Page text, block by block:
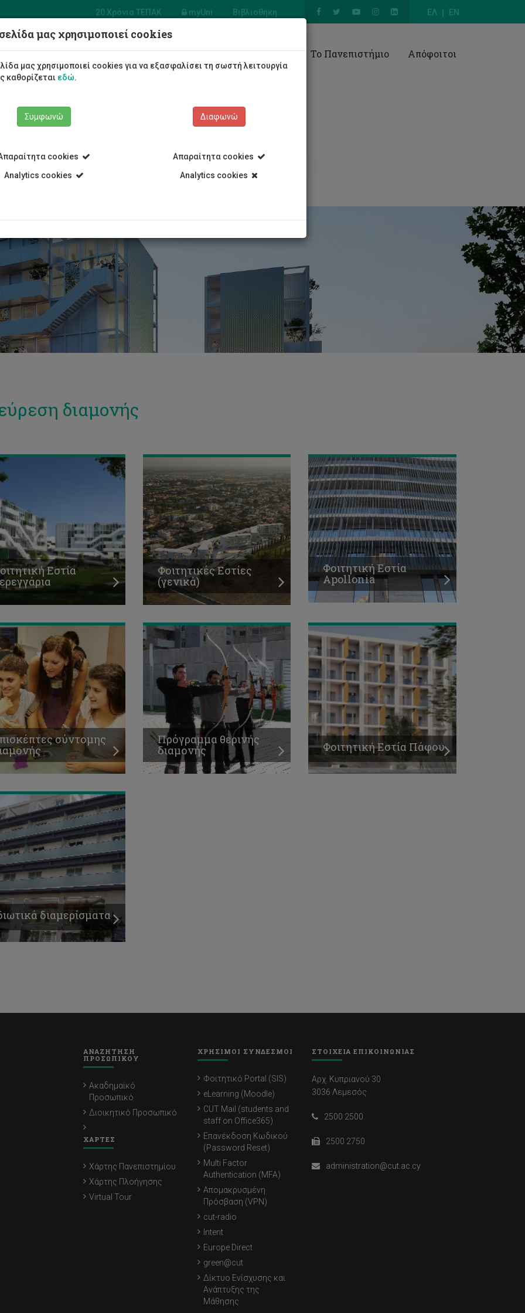
ΕΛ EN
20 Χρόνια ΤΕΠΑΚ myUni Βιβλιοθήκη
Φοιτητές/τριες Σπουδές Έρευνα Το Πανεπιστήμιο Απόφοιτοι
διαμονής
Εστία Φοιτητικές Εστίες
(γενικά)
Φοιτητική Εστία
Apollonia
σύντομης Πρόγραμμα θερινής
διαμονής Φοιτητική Εστία Πάφου
διαμερίσματα
ΑΝΑΖΗΤΗΣΗ
ΠΡΟΣΩΠΙΚΟΥ
Ακαδημαϊκό
Προσωπικό
Διοικητικό Προσωπικό
ΧΑΡΤΕΣ
Χάρτης Πανεπιστημίου
Χάρτης Πλοήγησης
Virtual Tour
ΧΡΗΣΙΜΟΙ ΣΥΝΔΕΣΜΟΙ
Φοιτητικό Portal (SIS)
eLearning (Moodle)
CUT Mail (students and
staff on Office365)
Επανέκδοση Κωδικού
(Password Reset)
Multi Factor
Authentication (MFA)
Απομακρυσμένη
Πρόσβαση (VPN)
cut-radio
Intent
Europe Direct
green@cut
Δίκτυο Ενίσχυσης και
Ανάπτυξης της
Μάθησης
ΣΤΟΙΧΕΙΑ ΕΠΙΚΟΙΝΩΝΙΑΣ
Αρχ. Κυπριανού 30
3036 Λεμεσός
2500 2500
2500 2750
administration@cut.ac.cy
μας χρησιμοποιεί cookies
μας χρησιμοποιεί cookies για να εξασφαλίσει τη σωστή λειτουργία
καθορίζεται εδώ.
Συμφωνώ
cookies
Analytics cookies
Διαφωνώ
Απαραίτητα cookies
Analytics cookies